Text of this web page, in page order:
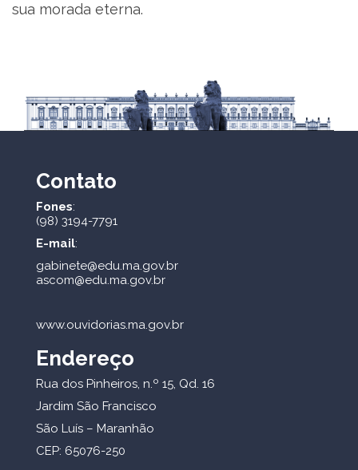
sua morada eterna.
Contato
Fones:
(98) 3194-7791
E-mail:
gabinete@edu.ma.gov.br
ascom@edu.ma.gov.br
www.ouvidorias.ma.gov.br
Endereço
Rua dos Pinheiros, n.º 15, Qd. 16
Jardim São Francisco
São Luís – Maranhão
CEP: 65076-250